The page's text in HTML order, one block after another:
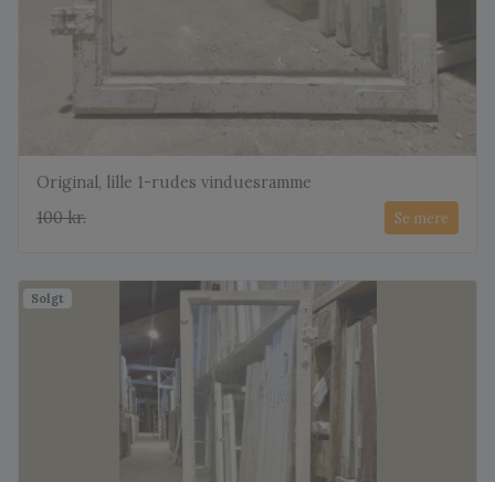
Original, lille 1-rudes vinduesramme
100 kr.
Se mere
Solgt